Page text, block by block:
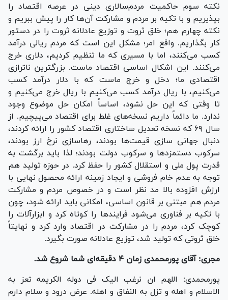
نکته سوم حاکمیت مردم‌سالاری دینی در عرصه اقتصاد را
بپذیریم و با تکیه بر مردم و مشارکت آن‌ها کار را پیش ببریم و
نکته چهارم هم؛ خلق ثروت و توزیع عادلانه ثروت را در دستور
کار بگذاریم. واقع امر؛ مشکل این است که مردم ریالی درآمد
کسب می‌کنند، اما با مسیری که ما تنظیم کردیم، دلاری خرج
می‌کنند. این اشکال اساسی اقتصاد ماست. بزرگترین ناترازی
اقتصادی ما؛ دخل و خرج ماست که با دلار درآمد کسب
می‌کنیم، با ریال درآمد کسب می‌کنیم با ریال خرج می‌کنیم و
تا وقتی که این حل نشود، اساساً امکان حل موضوع وجود
ندارد. ما دائماً داریم نسخه‌های غلط برای اقتصاد می‌پیچیم. از
سال ۶۹ که نسخه تعدیل ساختاری اقتصاد کشور را ارائه کردند،
دنبال جهانی سازی قیمت‌ها بودند، رهاسازی نرخ ارز بودند،
سرکوب دستمزد‌ها و سرکوب دولت بودند؛ لذا باید برگشت به
قدرت پول ملی و استقلال کشور را حفظ کرد. در حوزه تولید هم
توجه به عدم خام فروشی و ایجاد زمینه ارائه محصول نهایی با
ارزش افزوده بالا مد نظر است و در خصوص مردم و مشارکت
مردم هم مبتنی بر قانون اساسی، امکانی باید ارائه شود، چون
با تکیه بر فناوری می‌شود فرایند‌ها را کوتاه کرد و ابزارآلات را
کوچک کرد، مردم را در مشارکت در اقتصاد وارد کرد و نهایتاً
خلق ثروتی که تولید شد، توزیع عادلانه صورت بگیرد.
مجری: آقای پورمحمدی زمان ۴ دقیقه‌ای شما شروع شد.
پورمحمدی: اللهم ان نرغب الیک فی دوله الکریمه تعز به
الاسلام و اهله و تزل به النفاق و اهله. عرض درود و سلام دارم